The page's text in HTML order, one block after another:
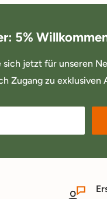
5%
sich jetzt für unseren
Zugang zu exklusiven